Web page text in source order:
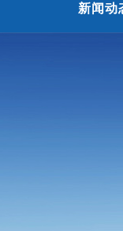
新闻动